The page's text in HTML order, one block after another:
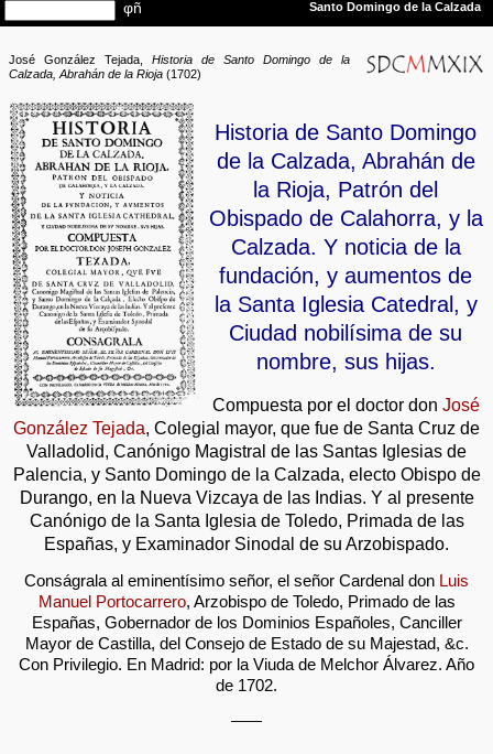
José González Tejada,Historia de Santo Domingo de la
Calzada, Abrahán de la Rioja (1702)
Historia de Santo Domingo
de la Calzada, Abrahán de
la Rioja, Patrón del
Obispado de Calahorra, y la
Calzada. Y noticia de la
fundación, y aumentos de
la Santa Iglesia Catedral, y
Ciudad nobilísima de su
nombre, sus hijas.
Compuesta por el doctor don José
González Tejada, Colegial mayor, que fue de Santa Cruz de
Valladolid, Canónigo Magistral de las Santas Iglesias de
Palencia, y Santo Domingo de la Calzada, electo Obispo de
Durango, en la Nueva Vizcaya de las Indias. Y al presente
Canónigo de la Santa Iglesia de Toledo, Primada de las
Españas, y Examinador Sinodal de su Arzobispado.
Conságrala al eminentísimo señor, el señor Cardenal don Luis
Manuel Portocarrero, Arzobispo de Toledo, Primado de las
Españas, Gobernador de los Dominios Españoles, Canciller
Mayor de Castilla, del Consejo de Estado de su Majestad, &c.
Con Privilegio. En Madrid: por la Viuda de Melchor Álvarez. Año
de 1702.
——